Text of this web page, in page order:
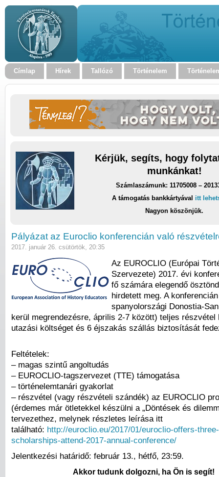
Címlap Hírek Tallózó Történelem
Kérjük, segíts, hogy
munkánkat!
Számlaszámunk: 11705008 –
A támogatás bankkártyával itt
Nagyon köszönjük.
Pályázat az Euroclio konferencián való
2017. január 26. csütörtök, 20:35
Az EUROCLIO (Európai
Szervezete) 2017. évi
fő számára elegendő
hirdetett meg. A
spanyolországi Donostia-
kerül megrendezésre, április 2-7 között) teljes
utazási költséget és 6 éjszakás szállás biztosítását
Feltételek:
– magas szintű angoltudás
– EUROCLIO-tagszervezet (TTE) támogatása
– történelemtanári gyakorlat
– részvétel (vagy részvételi szándék) az EUROCLIO
(érdemes már ötletekkel készülni a „Döntések és
tervezethez, melynek részletes leírása itt
található: http://euroclio.eu/2017/01/euroclio-offers-
scholarships-attend-2017-annual-conference/
Jelentkezési határidő: február 13., hétfő, 23:59.
Akkor tudunk dolgozni, ha Ön is segít!